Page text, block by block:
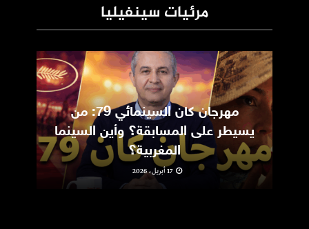
مرئيات سينفيليا
مهرجان كان السينمائي 79: من
يسيطر على المسابقة؟ وأين السينما
المغربية؟
17 أبريل، 2026